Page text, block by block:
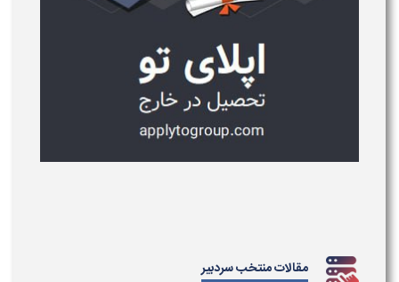
مقالات منتخب سردبیر